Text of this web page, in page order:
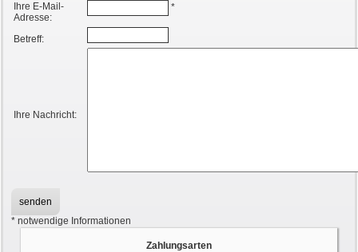
Ihre E-Mail-
Adresse:
*
Betreff:
Ihre Nachricht:
* notwendige Informationen
Zahlungsarten